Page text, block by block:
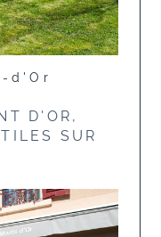
d'Or
D'OR,
SUR